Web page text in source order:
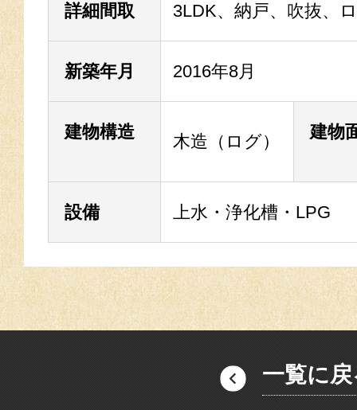
詳細間取 3LDK、納戸、吹抜、
新築年月 2016年8月
建物構造 木造（ログ） 建物
設備 上水・浄化槽・LPG
一覧に